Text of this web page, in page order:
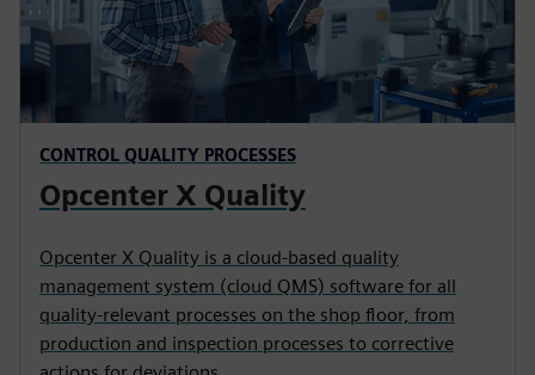
CONTROL QUALITY PROCESSES
Opcenter X Quality
Opcenter X Quality is a cloud-based quality
management system (cloud QMS) software for all
quality-relevant processes on the shop floor, from
production and inspection processes to corrective